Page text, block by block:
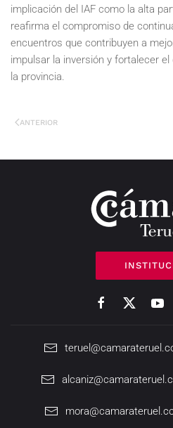
implicación del IAF como la alta
reafirma el compromiso de
encuentros que contribuyen a
impulsar la inversión y fortalecer
la provincia.
ANTERIOR